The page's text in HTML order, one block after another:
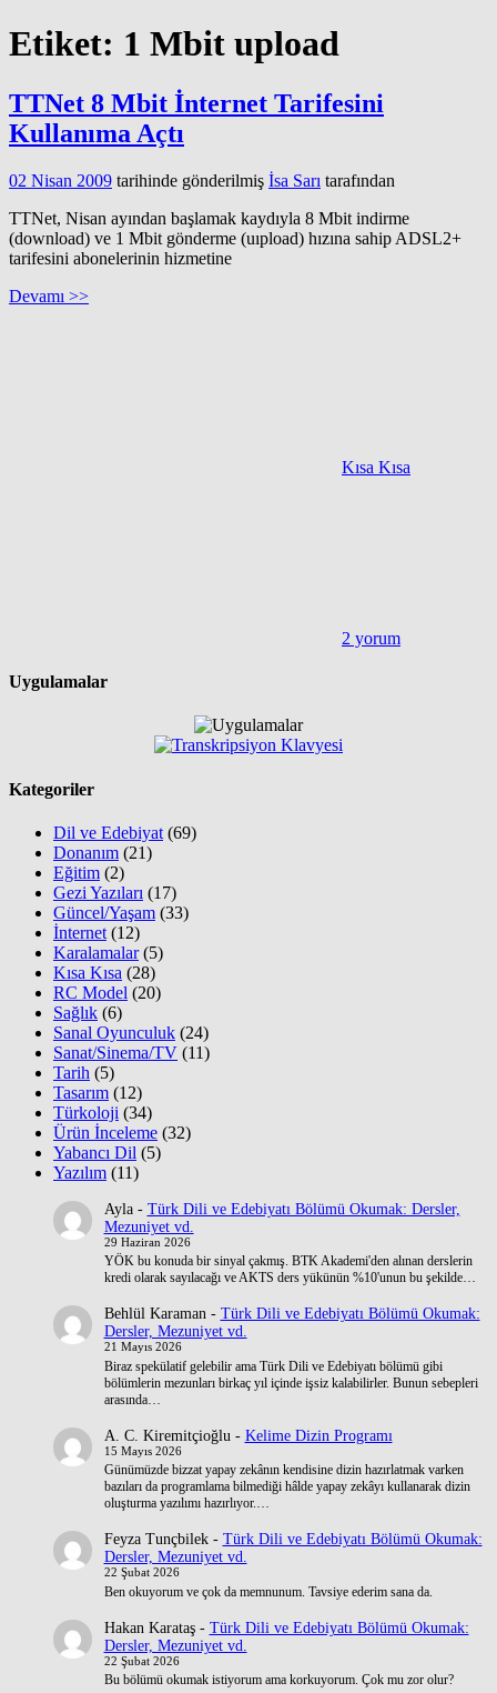
Etiket: 1 Mbit upload
TTNet 8 Mbit İnternet Tarifesini
Kullanıma Açtı
02 Nisan 2009 tarihinde gönderilmiş İsa Sarı tarafından
TTNet, Nisan ayından başlamak kaydıyla 8 Mbit indirme
(download) ve 1 Mbit gönderme (uıpload) hızına sahip ADSL2+
tarifesini abonelerinin hizmetine
Devamı >>
Kısa Kısa
2 yorum
Uygulamalar
Kategoriler
Dil ve Edebiyat (69)
Donanım (21)
Eğitim (2)
Gezi Yazıları (17)
Güncel/Yaşam (33)
İnternet (12)
Karalamalar(5)
Kısa Kısa (28)
RC Model (20)
Sağlık (6)
Sanal Oyunculuk (24)
Sanat/Sinema/TV (11)
Tarih (5)
Tasarım (12)
Türkoloji (34)
Ürün İnceleme (32)
Yabancı Dil (5)
Yazılım (11)
Ayla- Türk Dili ve Edebiyatı Bölümü Okumak: Dersler,
Mezuniyet vd.
29 Haziran 2026
YÖK bu konuda bir sinyal çakmış. BTK Akademi'den alınan derslerin
kredi olarak sayılacağı ve AKTS ders yükünün %10'unun bu şekilde…
Behlül Karaman- Türk Dili ve Edebiyatı Bölümü Okumak:
Dersler, Mezuniyet vd.
21 Mayıs 2026
Biraz spekülatif gelebilir ama Türk Dili ve Edebiyatı bölümü gibi
bölümlerin mezunları birkaç yıl içinde işsiz kalabilirler. Bunun sebepleri
arasında…
A. C. Kiremitçioğlu - Kelime Dizin Programı
15 Mayıs 2026
Günümüzde bizzat yapay zekânın kendisine dizin hazırlatmak varken
bazıları da programlama bilmediği hâlde yapay zekâyı kullanarak dizin
oluşturma yazılımı hazırlıyor.…
Feyza Tunçbilek- Türk Dili ve Edebiyatı Bölümü Okumak:
Dersler, Mezuniyet vd.
22 Şubat 2026
Ben okuyorum ve çok da memnunum. Tavsiye ederim sana da.
Hakan Karataş- Türk Dili ve Edebiyatı Bölümü Okumak:
Dersler, Mezuniyet vd.
22 Şubat 2026
Bu bölümü okumak istiyorum ama korkuyorum. Çok mu zor olur?